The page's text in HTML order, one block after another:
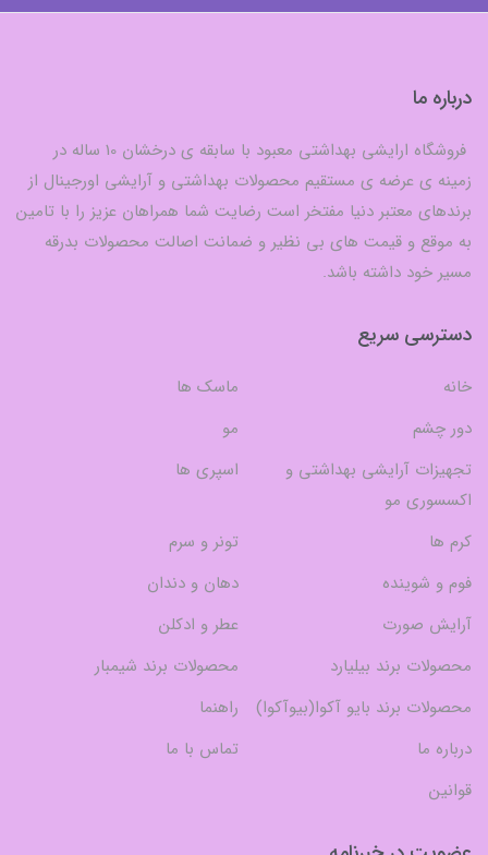
درباره ما
فروشگاه ارایشی بهداشتی معبود با سابقه ی درخشان 10 ساله در
زمینه ی عرضه ی مستقیم محصولات بهداشتی و آرایشی اورجینال از
برندهای معتبر دنیا مفتخر است رضایت شما همراهان عزیز را با تامین
به موقع و قیمت های بی نظیر و ضمانت اصالت محصولات بدرقه
مسیر خود داشته باشد.
دسترسی سریع
خانه
ماسک ها
دور چشم
مو
تجهیزات آرایشی بهداشتی و
اکسسوری مو
اسپری ها
کرم ها
تونر و سرم
فوم و شوینده
دهان و دندان
آرایش صورت
عطر و ادکلن
محصولات برند بیلیارد
محصولات برند شیمبار
محصولات برند بایو آکوا(بیوآکوا)
راهنما
درباره ما
تماس با ما
قوانین